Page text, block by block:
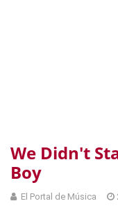
We Didn't
Boy
El Portal de Música